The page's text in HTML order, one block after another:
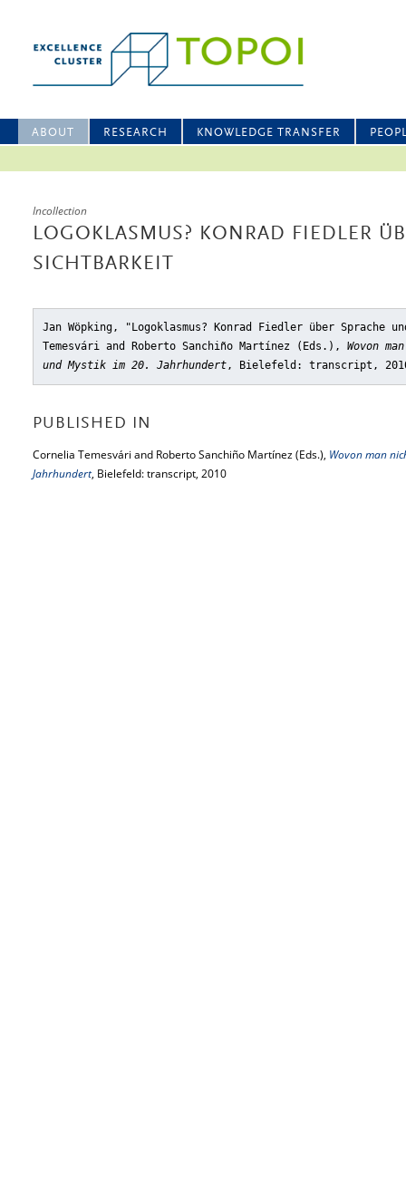
ABOUT RESEARCH KNOWLEDGE TRANSFER
Incollection
LOGOKLASMUS? KONRAD FIEDLER
SICHTBARKEIT
Jan Wöpking, "Logoklasmus? Konrad Fiedler über Sprache
Temesvári and Roberto Sanchiño Martínez (Eds.), Wovon
und Mystik im 20. Jahrhundert, Bielefeld: transcript,
PUBLISHED IN
Cornelia Temesvári and Roberto Sanchiño Martínez (Eds.), Wovon man
Jahrhundert, Bielefeld: transcript, 2010